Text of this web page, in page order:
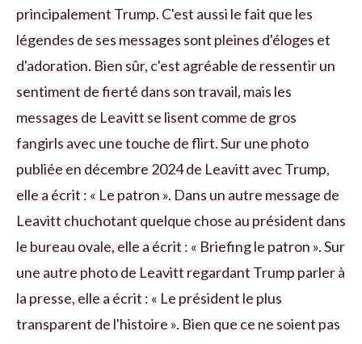
principalement Trump. C'est aussi le fait que les
légendes de ses messages sont pleines d'éloges et
d'adoration. Bien sûr, c'est agréable de ressentir un
sentiment de fierté dans son travail, mais les
messages de Leavitt se lisent comme de gros
fangirls avec une touche de flirt. Sur une photo
publiée en décembre 2024 de Leavitt avec Trump,
elle a écrit : « Le patron ». Dans un autre message de
Leavitt chuchotant quelque chose au président dans
le bureau ovale, elle a écrit : « Briefing le patron ». Sur
une autre photo de Leavitt regardant Trump parler à
la presse, elle a écrit : « Le président le plus
transparent de l'histoire ». Bien que ce ne soient pas